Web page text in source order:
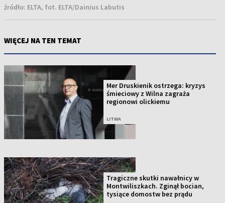
źródło: ELTA, fot. ELTA/Dainius Labutis
WIĘCEJ NA TEN TEMAT
Mer Druskienik ostrzega: kryzys
śmieciowy z Wilna zagraża
regionowi olickiemu
LITWA
Tragiczne skutki nawałnicy w
Montwiliszkach. Zginął bocian,
tysiące domostw bez prądu